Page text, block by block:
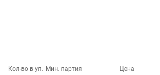
Кол-во в уп. Мин. партия Цена